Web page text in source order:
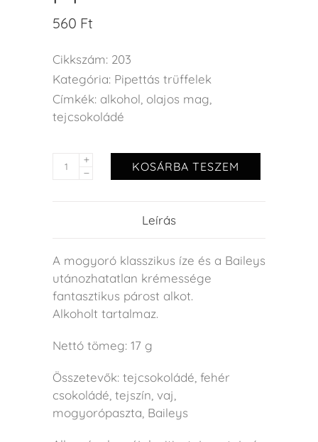
560 Ft
Cikkszám: 203
Kategória: Pipettás trüffelek
Címkék: alkohol, olajos mag,
tejcsokoládé
KOSÁRBA TESZEM
Leírás
A mogyoró klasszikus íze és a Baileys
utánozhatatlan krémessége
fantasztikus párost alkot.
Alkoholt tartalmaz.
Nettó tömeg: 17 g
Összetevők: tejcsokoládé, fehér
csokoládé, tejszín, vaj,
mogyorópaszta, Baileys